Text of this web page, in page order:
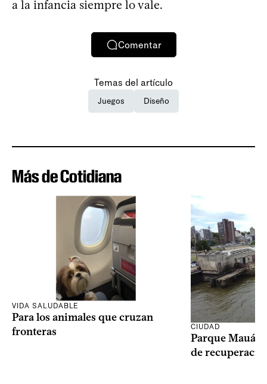
a la infancia siempre lo vale.
Comentar
Temas del artículo
Juegos Diseño
Más de Cotidiana
VIDA SALUDABLE
Para los animales que cruzan
fronteras
CIUDAD
Parque Mauá
de